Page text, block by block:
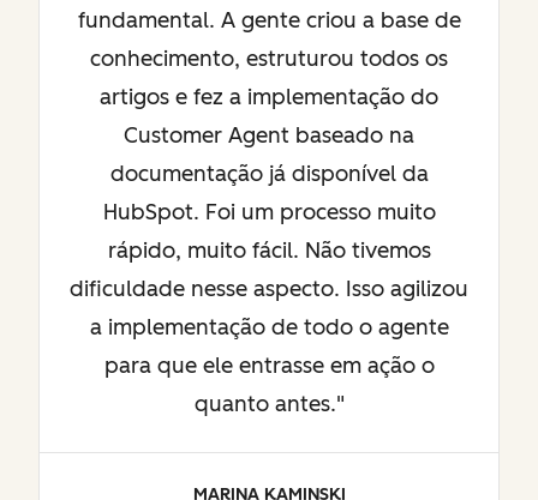
fundamental. A gente criou a base de
conhecimento, estruturou todos os
artigos e fez a implementação do
Customer Agent baseado na
documentação já disponível da
HubSpot. Foi um processo muito
rápido, muito fácil. Não tivemos
dificuldade nesse aspecto. Isso agilizou
a implementação de todo o agente
para que ele entrasse em ação o
quanto antes."
MARINA KAMINSKI